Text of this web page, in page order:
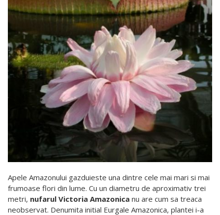
Apele Amazonului gazduieste una dintre cele mai mari si mai
frumoase flori din lume. Cu un diametru de aproximativ trei
metri, nufarul Victoria Amazonica nu are cum sa treaca
neobservat. Denumita initial Eurgale Amazonica, plantei i-a